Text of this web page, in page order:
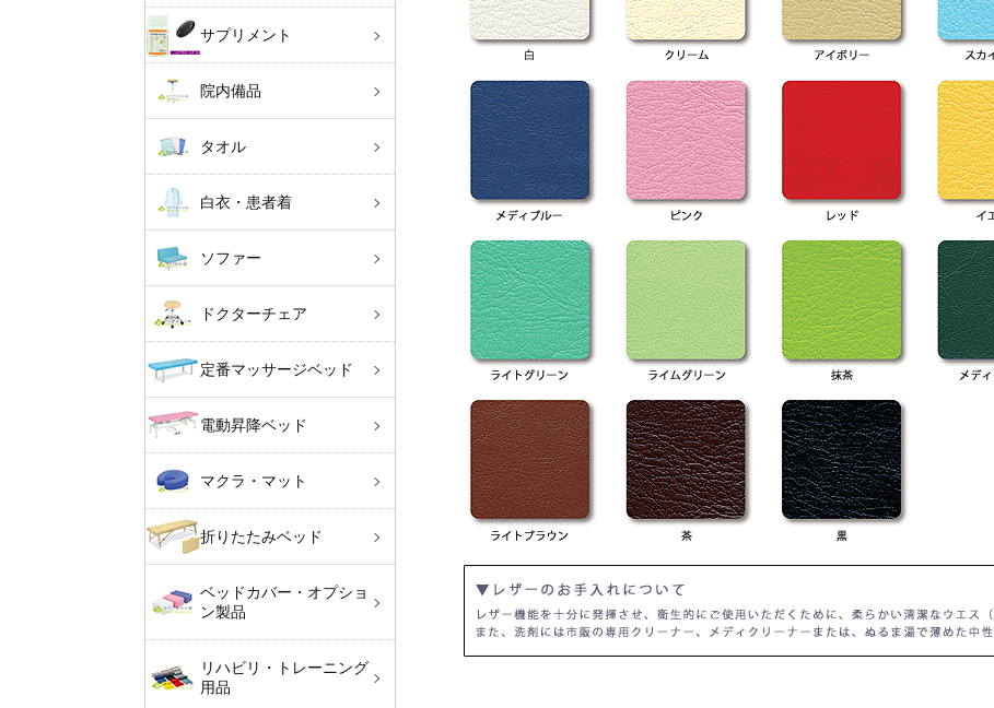
サプリメント
院内備品
タオル
白衣・患者着
ソファー
ドクターチェア
定番マッサージベッド
電動昇降ベッド
マクラ・マット
折りたたみベッド
ベッドカバー・オプショ
ン製品
リハビリ・トレーニング
用品